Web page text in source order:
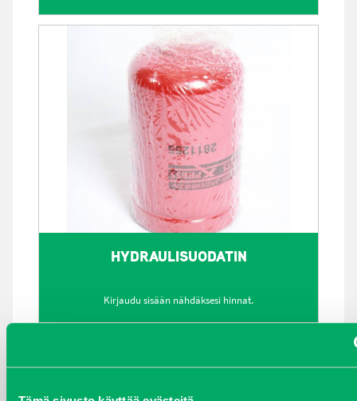
HYDRAULISUODATIN
Kirjaudu sisään nähdäksesi hinnat.